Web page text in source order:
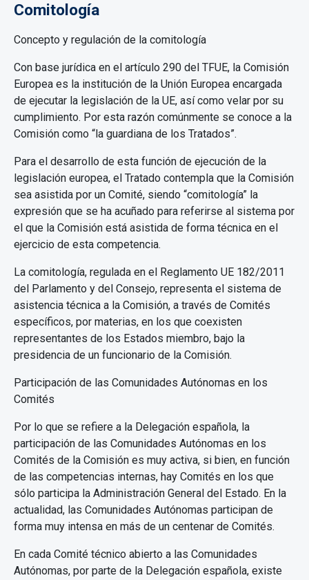
Comitología
Concepto y regulación de la comitología
Con base jurídica en el artículo 290 del TFUE, la Comisión
Europea es la institución de la Unión Europea encargada
de ejecutar la legislación de la UE, así como velar por su
cumplimiento. Por esta razón comúnmente se conoce a la
Comisión como “la guardiana de los Tratados”.
Para el desarrollo de esta función de ejecución de la
legislación europea, el Tratado contempla que la Comisión
sea asistida por un Comité, siendo “comitología” la
expresión que se ha acuñado para referirse al sistema por
el que la Comisión está asistida de forma técnica en el
ejercicio de esta competencia.
La comitología, regulada en el Reglamento UE 182/2011
del Parlamento y del Consejo, representa el sistema de
asistencia técnica a la Comisión, a través de Comités
específicos, por materias, en los que coexisten
representantes de los Estados miembro, bajo la
presidencia de un funcionario de la Comisión.
Participación de las Comunidades Autónomas en los
Comités
Por lo que se refiere a la Delegación española, la
participación de las Comunidades Autónomas en los
Comités de la Comisión es muy activa, si bien, en función
de las competencias internas, hay Comités en los que
sólo participa la Administración General del Estado. En la
actualidad, las Comunidades Autónomas participan de
forma muy intensa en más de un centenar de Comités.
En cada Comité técnico abierto a las Comunidades
Autónomas, por parte de la Delegación española, existe